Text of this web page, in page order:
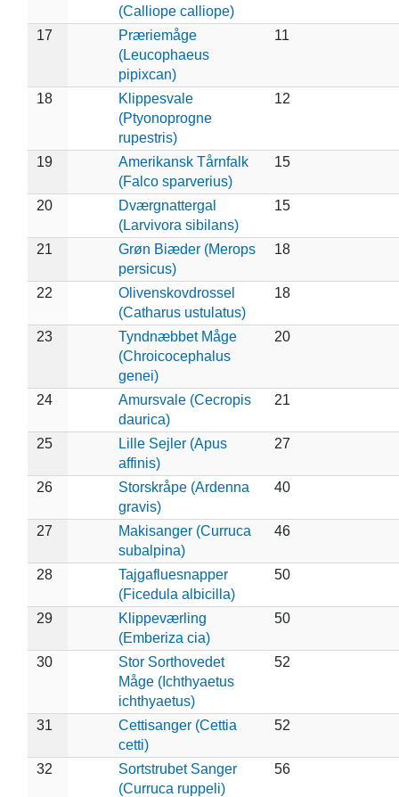
(Calliope calliope)
17
Præriemåge
(Leucophaeus
pipixcan)
11
18
Klippesvale
(Ptyonoprogne
rupestris)
12
19
Amerikansk Tårnfalk
(Falco sparverius)
15
20
Dværgnattergal
(Larvivora sibilans)
15
21
Grøn Biæder (Merops
persicus)
18
22
Olivenskovdrossel
(Catharus ustulatus)
18
23
Tyndnæbbet Måge
(Chroicocephalus
genei)
20
24
Amursvale (Cecropis
daurica)
21
25
Lille Sejler (Apus
affinis)
27
26
Storskråpe (Ardenna
gravis)
40
27
Makisanger (Curruca
subalpina)
46
28
Tajgafluesnapper
(Ficedula albicilla)
50
29
Klippeværling
(Emberiza cia)
50
30
Stor Sorthovedet
Måge (Ichthyaetus
ichthyaetus)
52
31
Cettisanger (Cettia
cetti)
52
32
Sortstrubet Sanger
(Curruca ruppeli)
56